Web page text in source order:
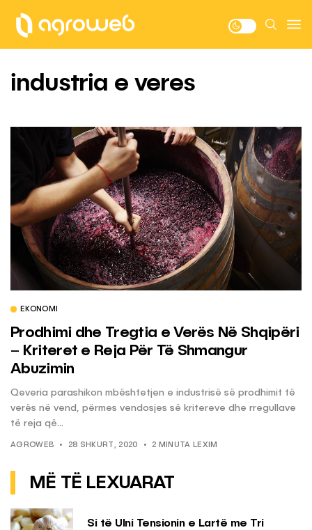
industria e veres
EKONOMI
Prodhimi dhe Tregtia e Verës Në Shqipëri
– Kriteret e Reja Për Të Shmangur
Abuzimin
Qeveria parashikon mbështetjen e industrisë së prodhimit të
verës në vend, përmes vendosjes së kritereve dhe rregullave
të reja që...
AGROWEB 28 SHKURT, 2020 2 MINUTA LEXIM
MË TË LEXUARAT
Si të Ulni Tensionin e Lartë me Tri